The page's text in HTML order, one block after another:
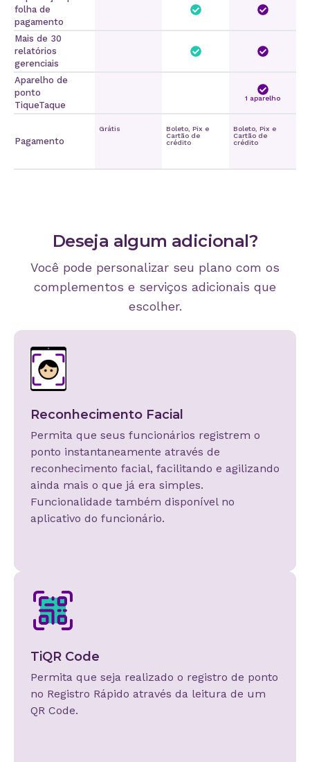
folha de
pagamento
Mais de 30
relatórios
gerenciais
Aparelho de
ponto
TiqueTaque
1 aparelho
Pagamento
Grátis
Boleto, Pix e
Cartão de
crédito
Boleto, Pix e
Cartão de
crédito
Deseja algum adicional?
Você pode personalizar seu plano com os
complementos e serviços adicionais que
escolher.
Reconhecimento Facial
Permita que seus funcionários registrem o
ponto instantaneamente através de
reconhecimento facial, facilitando e agilizando
ainda mais o que já era simples.
Funcionalidade também disponível no
aplicativo do funcionário.
TiQR Code
Permita que seja realizado o registro de ponto
no Registro Rápido através da leitura de um
QR Code.